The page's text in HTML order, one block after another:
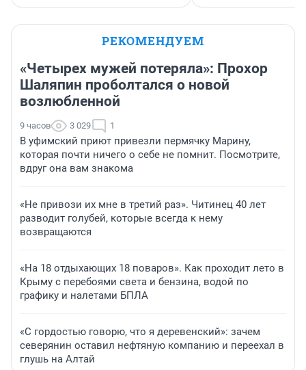
РЕКОМЕНДУЕМ
«Четырех мужей потеряла»: Прохор
Шаляпин проболтался о новой
возлюбленной
9 часов 3 029 1
В уфимский приют привезли пермячку Марину,
которая почти ничего о себе не помнит. Посмотрите,
вдруг она вам знакома
«Не привози их мне в третий раз». Читинец 40 лет
разводит голубей, которые всегда к нему
возвращаются
«На 18 отдыхающих 18 поваров». Как проходит лето в
Крыму с перебоями света и бензина, водой по
графику и налетами БПЛА
«С гордостью говорю, что я деревенский»: зачем
северянин оставил нефтяную компанию и переехал в
глушь на Алтай